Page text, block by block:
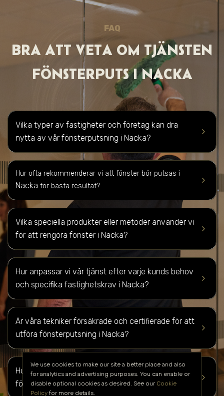
FAQ
BRA ATT VET A OM TJÄNSTEN
FÖNSTERPUTS INACKA
keyboard_arrow_right
Vilka typer av fastigheter och företag kan dra
nytta av vår fönsterputsning i Nacka?
keyboard_arrow_right
Hur ofta rekommenderar vi att fönster bör putsas i
Nacka för bästa resultat?
keyboard_arrow_right
Vilka speciella produkter eller metoder använder vi
för att rengöra fönster i Nacka?
keyboard_arrow_right
Hur anpassar vi vår tjänst efter varje kunds behov
och specifika fastighetskrav i Nacka?
keyboard_arrow_right
Är våra tekniker försäkrade och certifierade för att
utföra fönsterputsning i Nacka?
keyboard_arrow_right
Hur kan du få en kostnadsuppskattning för
fönsterputsning av din fastighet iNacka?
We use cookies to make our site a better place and also
for analytics and advertising purposes. You can enable or
disable optional cookies as desired. See our Cookie
Policyfor more details.